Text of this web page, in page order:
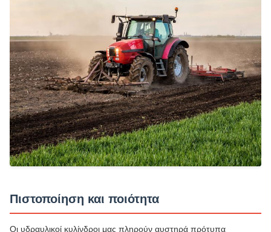
Πιστοποίηση και ποιότητα
Οι υδραυλικοί κυλίνδροι μας πληρούν αυστηρά πρότυπα